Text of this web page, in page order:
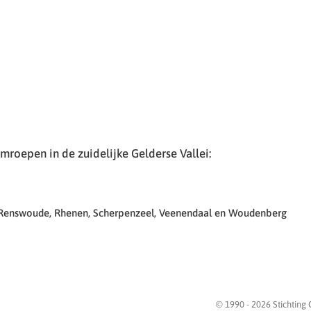
in de zuidelijke Gelderse Vallei:
Rhenen, Scherpenzeel, Veenendaal en Woudenberg
© 1990 - 2026 Stichting